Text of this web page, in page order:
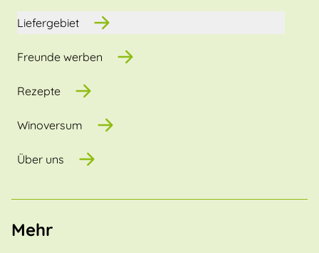
Liefergebiet
Freunde werben
Rezepte
Winoversum
Über uns
Mehr